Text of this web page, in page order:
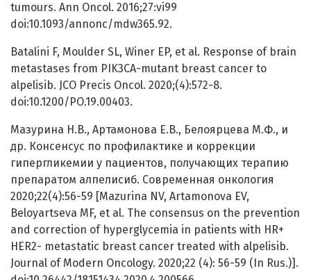
tumours. Ann Oncol. 2016;27:vi99
doi:10.1093/annonc/mdw365.92.
Batalini F, Moulder SL, Winer EP, et al. Response of brain
metastases from PIK3CA-mutant breast cancer to
alpelisib. JCO Precis Oncol. 2020;(4):572-8.
doi:10.1200/PO.19.00403.
Мазурина Н.В., Артамонова Е.В., Белоярцева М.Ф., и
др. Консенсус по профилактике и коррекции
гипергликемии у пациентов, получающих терапию
препаратом алпелисиб. Современная онкология
2020;22(4):56-59 [Mazurina NV, Artamonova EV,
Beloyartseva MF, et al. The consensus on the prevention
and correction of hyperglycemia in patients with HR+
HER2- metastatic breast cancer treated with alpelisib.
Journal of Modern Oncology. 2020;22 (4): 56-59 (In Rus.)].